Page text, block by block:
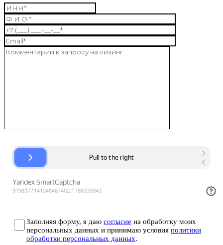
Заполняя форму, я даю согласие на обработку моих
персональных данных и принимаю условия политики
обработки персональных данных.